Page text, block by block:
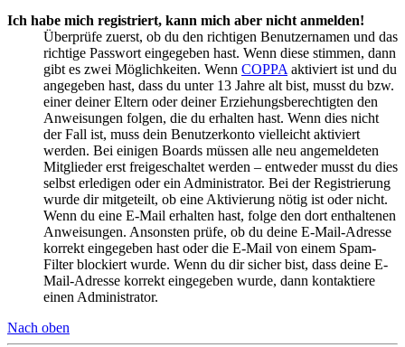
Ich habe mich registriert, kann mich aber nicht anmelden!
Überprüfe zuerst, ob du den richtigen Benutzernamen und das
richtige Passwort eingegeben hast. Wenn diese stimmen, dann
gibt es zwei Möglichkeiten. Wenn COPPA aktiviert ist und du
angegeben hast, dass du unter 13 Jahre alt bist, musst du bzw.
einer deiner Eltern oder deiner Erziehungsberechtigten den
Anweisungen folgen, die du erhalten hast. Wenn dies nicht
der Fall ist, muss dein Benutzerkonto vielleicht aktiviert
werden. Bei einigen Boards müssen alle neu angemeldeten
Mitglieder erst freigeschaltet werden – entweder musst du dies
selbst erledigen oder ein Administrator. Bei der Registrierung
wurde dir mitgeteilt, ob eine Aktivierung nötig ist oder nicht.
Wenn du eine E-Mail erhalten hast, folge den dort enthaltenen
Anweisungen. Ansonsten prüfe, ob du deine E-Mail-Adresse
korrekt eingegeben hast oder die E-Mail von einem Spam-
Filter blockiert wurde. Wenn du dir sicher bist, dass deine E-
Mail-Adresse korrekt eingegeben wurde, dann kontaktiere
einen Administrator.
Nach oben